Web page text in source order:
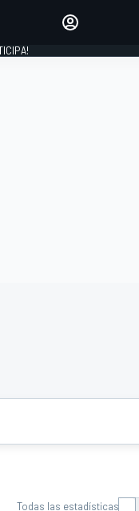
Todas las estadísticas